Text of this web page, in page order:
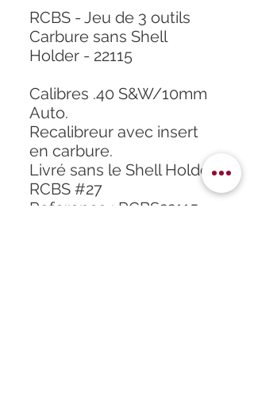
RCBS - Jeu de 3 outils
Carbure sans Shell
Holder - 22115
Calibres .40 S&W/10mm
Auto.
Recalibreur avec insert
en carbure.
Livré sans le Shell Holder
RCBS #27
Reference : RCBS22115